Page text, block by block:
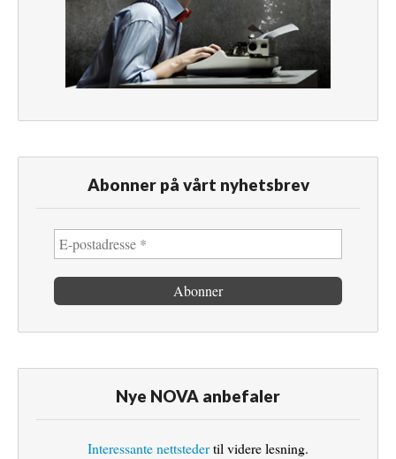
Abonner på vårt nyhetsbrev
Nye NOVA anbefaler
Interessante nettstedertil videre lesning.